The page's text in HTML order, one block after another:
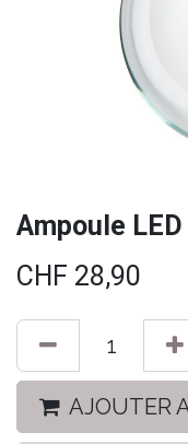
Ampoule
CHF 28,90
AJOUTER